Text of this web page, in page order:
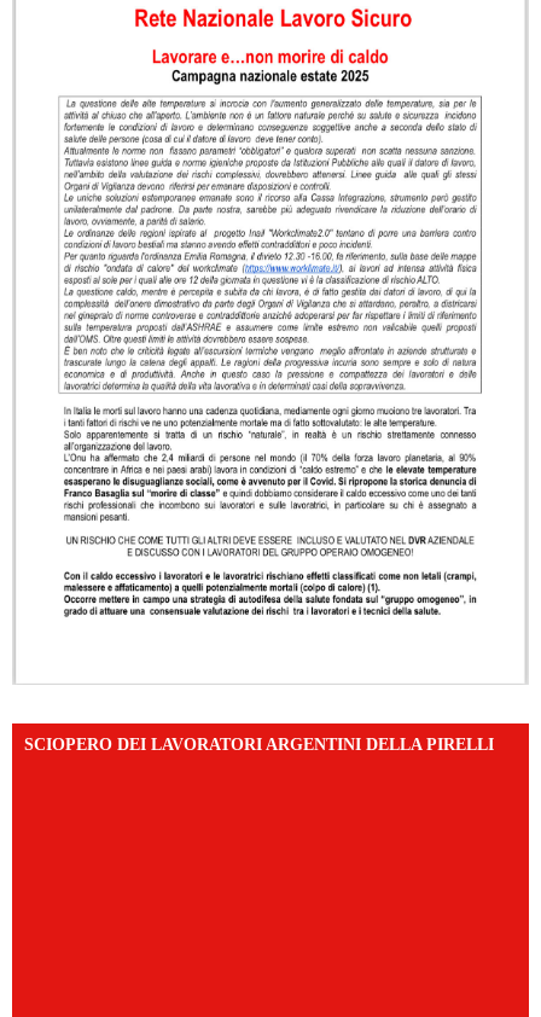
SCIOPERO DEI LAVORATORI ARGENTINI DELLA PIRELLI